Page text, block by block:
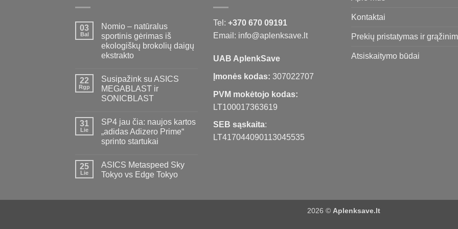
03
Bal
Nomio – natūralus
sportinis gėrimas iš
ekologiškų brokolių daigų
ekstrakto
22
Rgp
Susipažink su ASICS
MEGABLAST ir
SONICBLAST
31
Lie
SP4 jau čia: naujos kartos
„adidas Adizero Prime“
sprinto startukai
25
Lie
ASICS Metaspeed Sky
Tokyo vs Edge Tokyo
Tel: +370 670 09191
Email: info@aplenksave.lt
UAB AplenkSave
Įmonės kodas: 307022707
PVM mokėtojo kodas:
LT100017363619
SEB sąskaita:
LT417044090113045535
Kontaktai
Prekių pristatymas ir
Atsiskaitymo būdai
2026 © Aplenksave.lt